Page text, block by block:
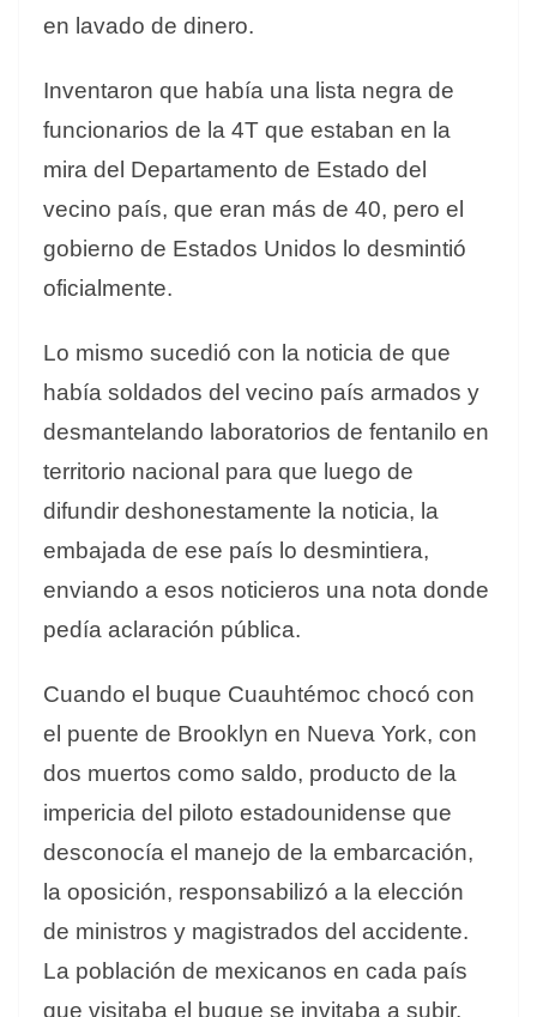
en lavado de dinero.
Inventaron que había una lista negra de
funcionarios de la 4T que estaban en la
mira del Departamento de Estado del
vecino país, que eran más de 40, pero el
gobierno de Estados Unidos lo desmintió
oficialmente.
Lo mismo sucedió con la noticia de que
había soldados del vecino país armados y
desmantelando laboratorios de fentanilo en
territorio nacional para que luego de
difundir deshonestamente la noticia, la
embajada de ese país lo desmintiera,
enviando a esos noticieros una nota donde
pedía aclaración pública.
Cuando el buque Cuauhtémoc chocó con
el puente de Brooklyn en Nueva York, con
dos muertos como saldo, producto de la
impericia del piloto estadounidense que
desconocía el manejo de la embarcación,
la oposición, responsabilizó a la elección
de ministros y magistrados del accidente.
La población de mexicanos en cada país
que visitaba el buque se invitaba a subir,